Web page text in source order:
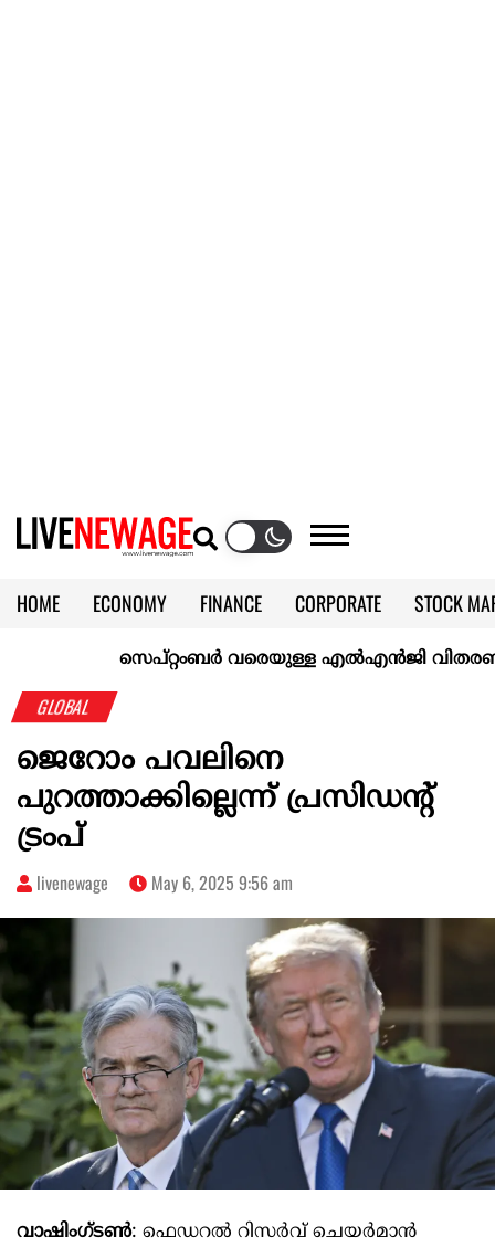
HOME ECONOMY FINANCE CORPORATE
STOCK
KERALA @70
സെപ്റ്റംബർ വരെയുള്ള എൽഎൻജി വിതരണം
GLOBAL
ജെറോം പവലിനെ
പുറത്താക്കില്ലെന്ന് പ്രസിഡന്‍റ്
ട്രംപ്
livenewage May 6, 2025 9:56 am
വാഷിംഗ്ടണ്‍: ഫെഡറൽ റിസർവ് ചെയർമാൻ